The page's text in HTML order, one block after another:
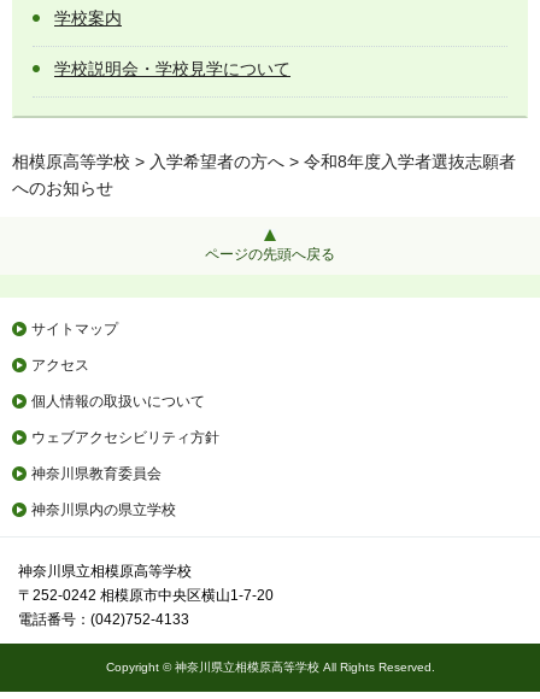
学校案内
学校説明会・学校見学について
相模原高等学校 > 入学希望者の方へ > 令和8年度入学者選抜志願者
へのお知らせ
ページの先頭へ戻る
サイトマップ
アクセス
個人情報の取扱いについて
ウェブアクセシビリティ方針
神奈川県教育委員会
神奈川県内の県立学校
神奈川県立相模原高等学校
〒252-0242 相模原市中央区横山1-7-20
電話番号：(042)752-4133
Copyright © 神奈川県立相模原高等学校 All Rights Reserved.